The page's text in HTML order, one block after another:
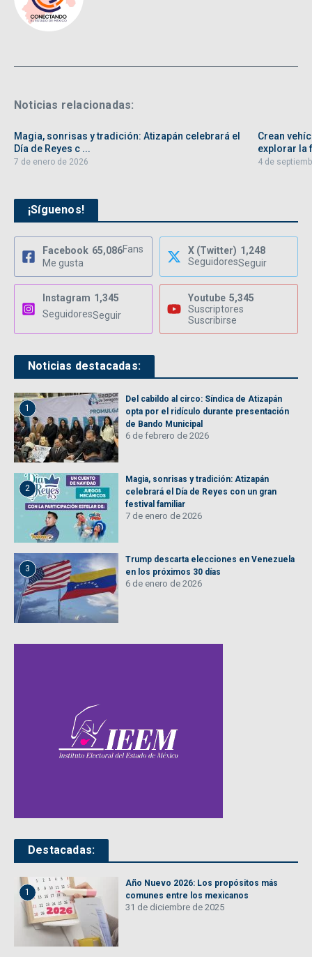
Noticias relacionadas:
Magia, sonrisas y tradición: Atizapán celebrará el
Día de Reyes c ...
7 de enero de 2026
Crean
explorar la
4 de
¡Síguenos!
Facebook 65,086Fans
Me gusta
X (Twitter) 1,248
SeguidoresSeguir
Instagram 1,345
SeguidoresSeguir
Youtube 5,345
Suscriptores
Suscribirse
Noticias destacadas:
1
Del cabildo al circo: Síndica de Atizapán
opta por el ridículo durante presentación
de Bando Municipal
6 de febrero de 2026
2
Magia, sonrisas y tradición: Atizapán
celebrará el Día de Reyes con un gran
festival familiar
7 de enero de 2026
3
Trump descarta elecciones en Venezuela
en los próximos 30 días
6 de enero de 2026
Destacadas:
1
Año Nuevo 2026: Los propósitos más
comunes entre los mexicanos
31 de diciembre de 2025